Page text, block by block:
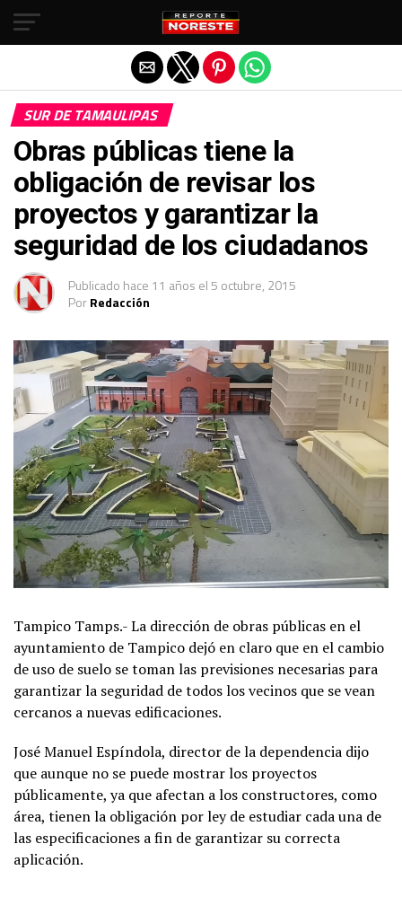
SUR DE TAMAULIPAS
Obras públicas tiene la
obligación de revisar los
proyectos y garantizar la
seguridad de los ciudadanos
Publicado hace 11 años el5 octubre, 2015
PorRedacción
Tampico Tamps.- La dirección de obras públicas en el
ayuntamiento de Tampico dejó en claro que en el cambio
de uso de suelo se toman las previsiones necesarias para
garantizar la seguridad de todos los vecinos que se vean
cercanos a nuevas edificaciones.
José Manuel Espíndola, director de la dependencia dijo
que aunque no se puede mostrar los proyectos
públicamente, ya que afectan a los constructores, como
área, tienen la obligación por ley de estudiar cada una de
las especificaciones a fin de garantizar su correcta
aplicación.
Salir de la versión móvil